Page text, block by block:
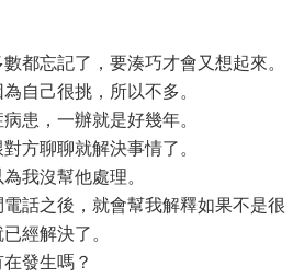
都忘記了，要湊巧才會又想起來。
自己很挑，所以不多。
患，一辦就是好幾年。
方聊聊就解決事情了。
我沒幫他處理。
話之後，就會幫我解釋如果不是很
經解決了。
在發生嗎？